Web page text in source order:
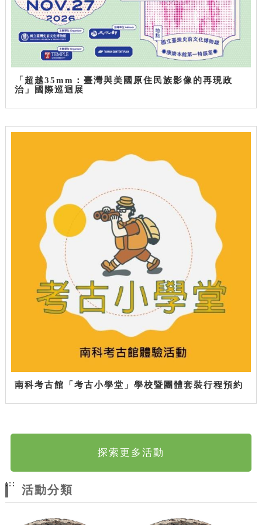
「超越35mm：臺灣與美國原住民族影像的再現政
治」國際巡迴展
南科考古館「考古小學堂」學校暨團體套裝行程預約
探索更多活動
:::
活動分類